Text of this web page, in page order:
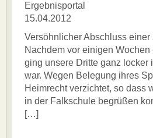
Ergebnisportal
15.04.2012
Versöhnlicher Abschluss
Nachdem vor einigen
ging unsere Dritte ganz
war. Wegen Belegung ihres
Heimrecht verzichtet, so dass
in der Falkschule begrüßen
[…]